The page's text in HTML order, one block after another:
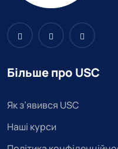
Більше про USC
Як з’явився USC
Наші курси